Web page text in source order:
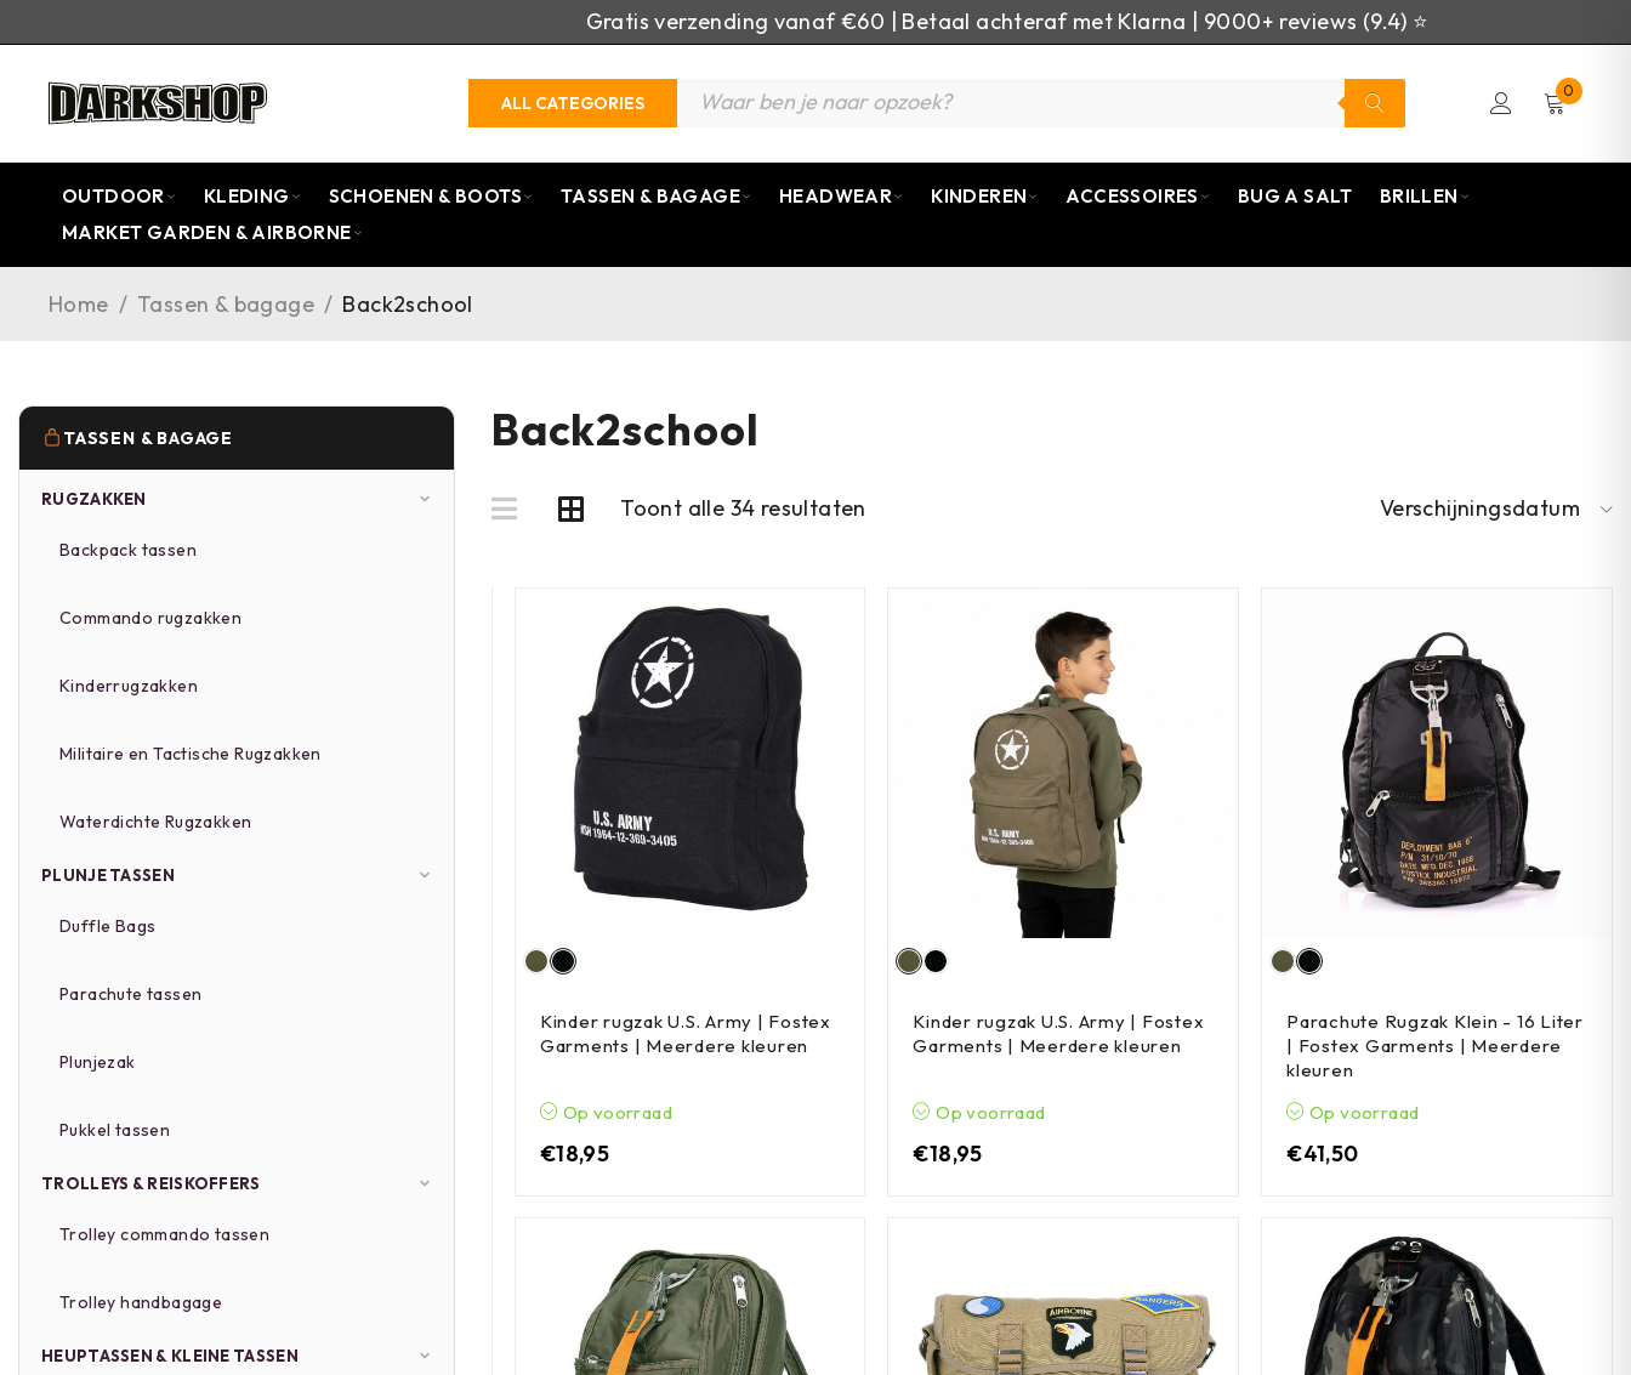
Gratis verzending vanaf €60 | Betaal achteraf met Klarna | 9000+ reviews (9.4) ⭐
ALL CATEGORIES
0
OUTDOOR KLEDING SCHOENEN & BOOTS TASSEN & BAGAGE HEADWEAR KINDEREN ACCESSOIRES BUG A SALT
BRILLEN
MARKET GARDEN & AIRBORNE
Home / Tassen & bagage / Back2school
TASSEN & BAGAGE
RUGZAKKEN
Backpack tassen
Commando rugzakken
Kinderrugzakken
Militaire en Tactische Rugzakken
Waterdichte Rugzakken
PLUNJE TASSEN
Duffle Bags
Parachute tassen
Plunjezak
Pukkel tassen
TROLLEYS & REISKOFFERS
Trolley commando tassen
Trolley handbagage
HEUPTASSEN & KLEINE TASSEN
Back2school
Toont alle 34 resultaten Verschijningsdatum
Kinder rugzak U.S. Army | Fostex
Garments | Meerdere kleuren
Op voorraad
€18,95
Kinder rugzak U.S. Army | Fostex
Garments | Meerdere kleuren
Op voorraad
€18,95
Parachute Rugzak Klein - 16 Liter
| Fostex Garments | Meerdere
kleuren
Op voorraad
€41,50